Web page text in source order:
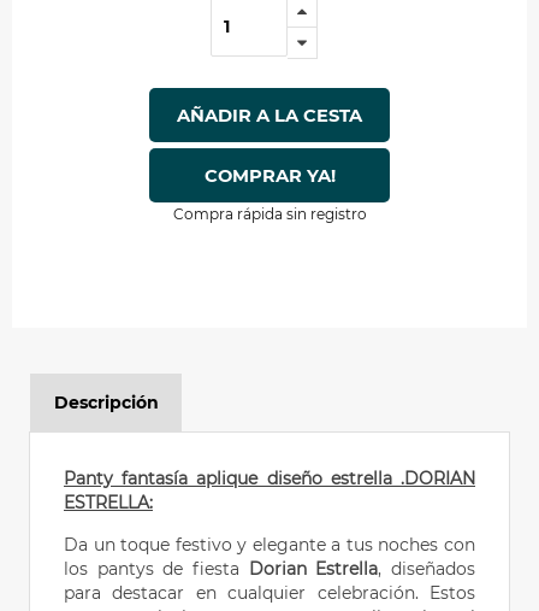
AÑADIR A LA CESTA
COMPRAR YA!
Compra rápida sin registro
Descripción
Panty fantasía aplique diseño estrella .DORIAN
ESTRELLA:
Da un toque festivo y elegante a tus noches con
los pantys de fiesta
Dorian Estrella, diseñados
para destacar en cualquier celebración. Estos